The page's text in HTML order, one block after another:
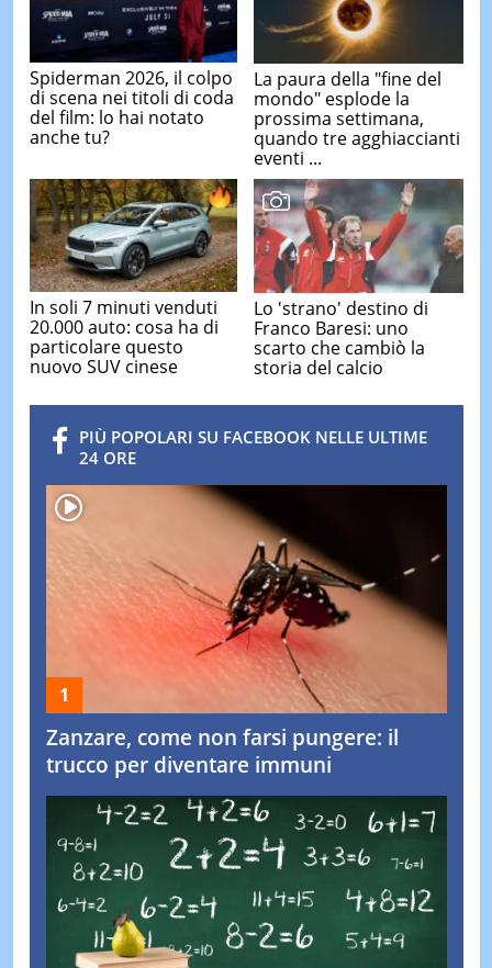
Spiderman 2026, il colpo
di scena nei titoli di coda
del film: lo hai notato
anche tu?
La paura della "fine del
mondo" esplode la
prossima settimana,
quando tre agghiaccianti
eventi ...
In soli 7 minuti venduti
20.000 auto: cosa ha di
particolare questo
nuovo SUV cinese
Lo 'strano' destino di
Franco Baresi: uno
scarto che cambiò la
storia del calcio
PIÙ POPOLARI SU FACEBOOK NELLE ULTIME
24 ORE
Zanzare, come non farsi pungere: il
trucco per diventare immuni